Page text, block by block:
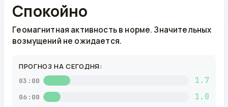
Спокойно
Геомагнитная активность в норме. Значительных
возмущений не ожидается.
ПРОГНОЗ НА СЕГОДНЯ:
03:00 1.7
06:00 1.0